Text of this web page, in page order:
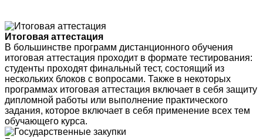
Итоговая аттестация
В большинстве программ дистанционного обучения
итоговая аттестация проходит в формате тестирования:
студенты проходят финальный тест, состоящий из
нескольких блоков с вопросами. Также в некоторых
программах итоговая аттестация включает в себя защиту
дипломной работы или выполнение практического
задания, которое включает в себя применение всех тем
обучающего курса.